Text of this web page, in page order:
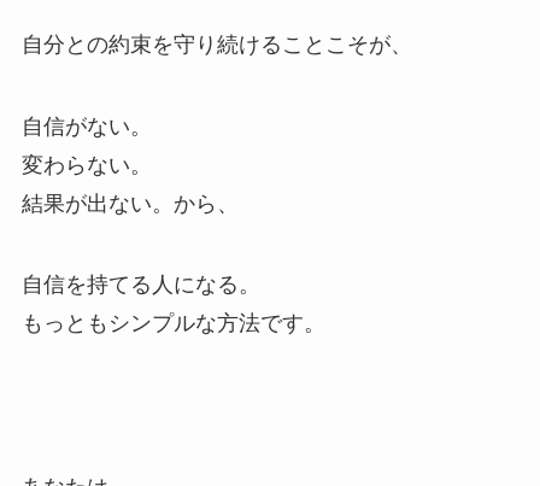
自分との約束を守り続けることこそが、
自信がない。
変わらない。
結果が出ない。から、
自信を持てる人になる。
もっともシンプルな方法です。